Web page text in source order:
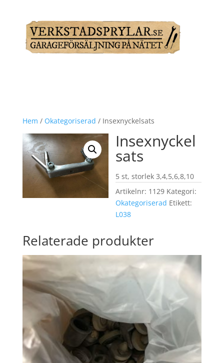
Hem / Okategoriserad / Insexnyckelsats
Insexnyckel
sats
5 st, storlek 3,4,5,6,8,10
Artikelnr: 1129 Kategori:
Okategoriserad Etikett:
L038
Relaterade produkter